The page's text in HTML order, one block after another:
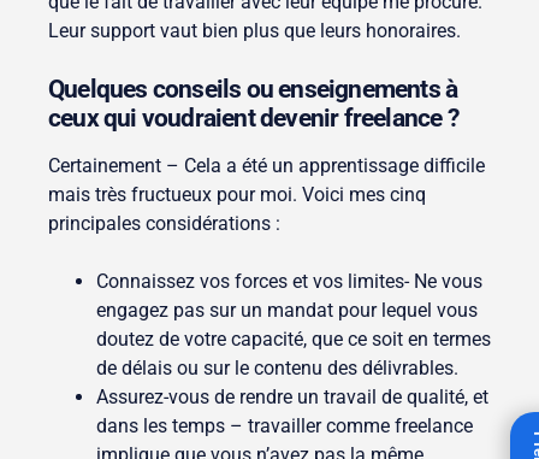
Leur support vaut bien plus que leurs honoraires.
Quelques conseils ou enseignements à
ceux qui voudraient devenir freelance ?
Certainement – Cela a été un apprentissage difficile
mais très fructueux pour moi. Voici mes cinq
principales considérations :
Connaissez vos forces et vos limites- Ne vous
engagez pas sur un mandat pour lequel vous
doutez de votre capacité, que ce soit en termes
de délais ou sur le contenu des délivrables.
Assurez-vous de rendre un travail de qualité, et
dans les temps – travailler comme freelance
implique que vous n’avez pas la même